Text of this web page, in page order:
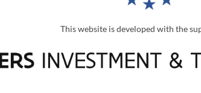
This website is developed with the